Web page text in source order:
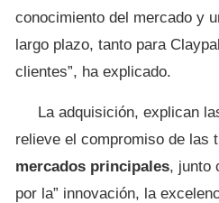
conocimiento del mercado y
largo plazo, tanto para
clientes”, ha explicado.
La adquisición, explican
relieve el compromiso de las
mercados principales, junto
por la” innovación, la